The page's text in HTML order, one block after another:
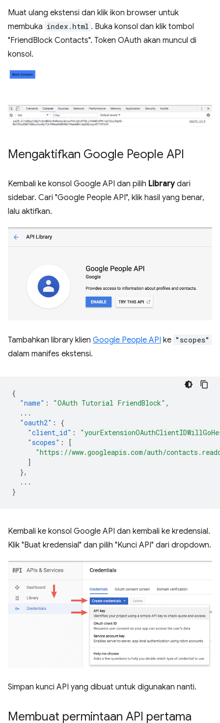
Muat ulang ekstensi dan klik ikon browser untuk
membuka index.html . Buka konsol dan klik tombol
"FriendBlock Contacts". Token OAuth akan muncul di
konsol.
Mengaktifkan Google People API
Kembali ke konsol Google API dan pilih Librarydari
sidebar. Cari "Google People API", klik hasil yang benar,
lalu aktifkan.
Tambahkan library klien Google People API ke "scopes"
dalam manifes ekstensi.
{
"name" : "OAuth Tutorial FriendBlock" ,
...
"oauth2" :
{
"client_id" :
"scopes" :
[
"https://www.googleapis.com/auth/
]
},
...
}
Kembali ke konsol Google API dan kembali ke kredensial.
Klik "Buat kredensial" dan pilih "Kunci API" dari dropdown.
Simpan kunci API yang dibuat untuk digunakan nanti.
Membuat permintaan API pertama